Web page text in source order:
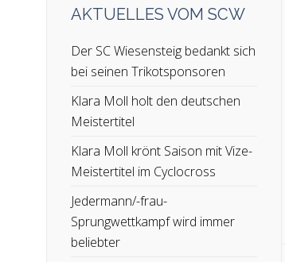
AKTUELLES VOM SCW
Der SC Wiesensteig bedankt sich
bei seinen Trikotsponsoren
Klara Moll holt den deutschen
Meistertitel
Klara Moll krönt Saison mit Vize-
Meistertitel im Cyclocross
Jedermann/-frau-
Sprungwettkampf wird immer
beliebter